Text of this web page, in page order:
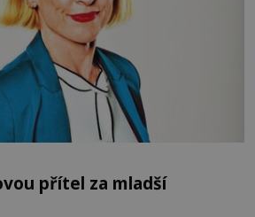
přítel za mladší